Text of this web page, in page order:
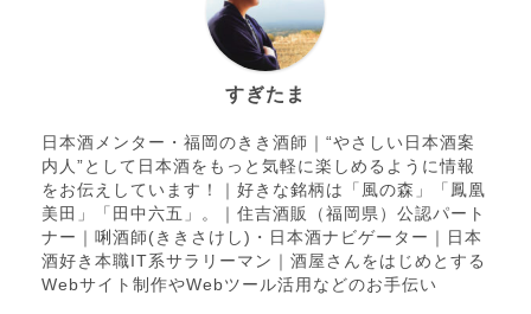
すぎたま
日本酒メンター・福岡のきき酒師｜“やさしい日本酒案
内人”として日本酒をもっと気軽に楽しめるように情報
をお伝えしています！｜好きな銘柄は「風の森」「鳳凰
美田」「田中六五」。｜住吉酒販（福岡県）公認パート
ナー｜唎酒師(ききさけし)・日本酒ナビゲーター｜日本
酒好き本職IT系サラリーマン｜酒屋さんをはじめとする
Webサイト制作やWebツール活用などのお手伝い